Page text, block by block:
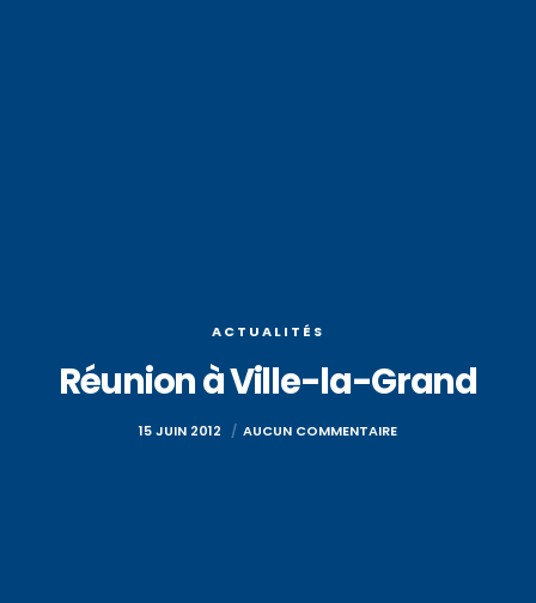
ACTUALITÉS
Réunion à Ville-la-Grand
15 JUIN 2012 AUCUN COMMENTAIRE